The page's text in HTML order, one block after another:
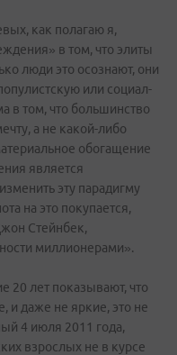
как полагаю я,
в том, что элиты
люди это осознают, они
или социал-
в том, что большинство
а не какой-либо
обогащение
является
эту парадигму
на это покупается,
Стейнбек,
миллионерами».
20 лет показывают, что
и даже не яркие, это не
4 июля 2011 года,
взрослых не в курсе